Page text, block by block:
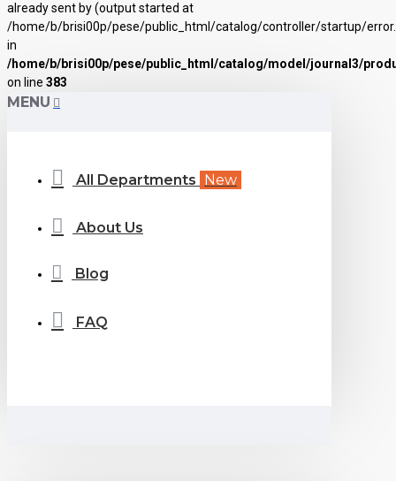
already sent by (output started at
/home/b/brisi00p/pese/public_html/catalog/controller/startup/
in
/home/b/brisi00p/pese/public_html/catalog/model/journal3/
on line 383
MENU
All Departments New
About Us
Blog
FAQ